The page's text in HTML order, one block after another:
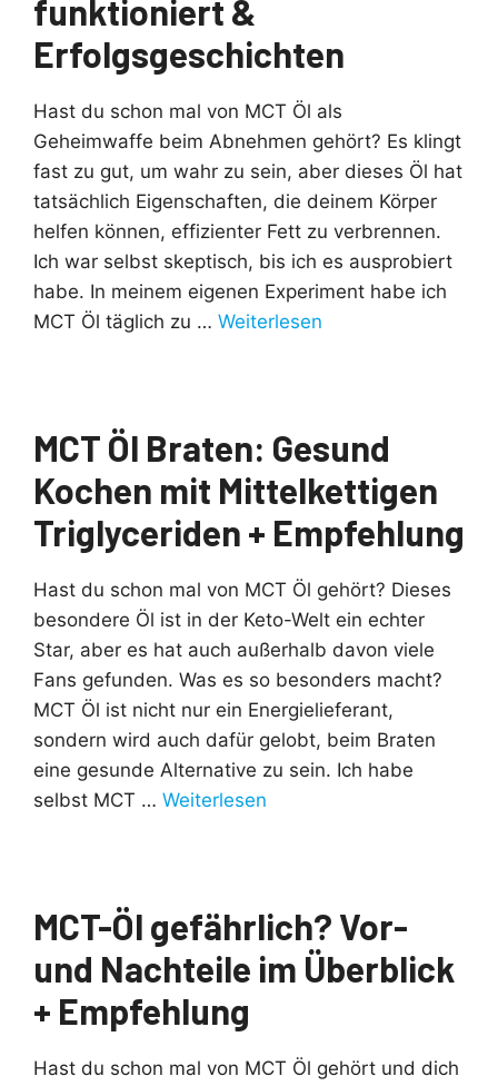
funktioniert &
Erfolgsgeschichten
Hast du schon mal von MCT Öl als
Geheimwaffe beim Abnehmen gehört? Es klingt
fast zu gut, um wahr zu sein, aber dieses Öl hat
tatsächlich Eigenschaften, die deinem Körper
helfen können, effizienter Fett zu verbrennen.
Ich war selbst skeptisch, bis ich es ausprobiert
habe. In meinem eigenen Experiment habe ich
MCT Öl täglich zu … Weiterlesen
MCT Öl Braten: Gesund
Kochen mit Mittelkettigen
Triglyceriden + Empfehlung
Hast du schon mal von MCT Öl gehört? Dieses
besondere Öl ist in der Keto-Welt ein echter
Star, aber es hat auch außerhalb davon viele
Fans gefunden. Was es so besonders macht?
MCT Öl ist nicht nur ein Energielieferant,
sondern wird auch dafür gelobt, beim Braten
eine gesunde Alternative zu sein. Ich habe
selbst MCT … Weiterlesen
MCT-Öl gefährlich? Vor-
und Nachteile im Überblick
+ Empfehlung
Hast du schon mal von MCT Öl gehört und dich